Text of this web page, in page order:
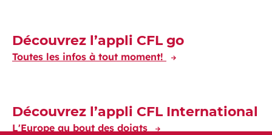
Découvrez l’appli CFL go
Toutes les infos à tout moment!
Découvrez l’appli CFL International
L'Europe au bout des doigts